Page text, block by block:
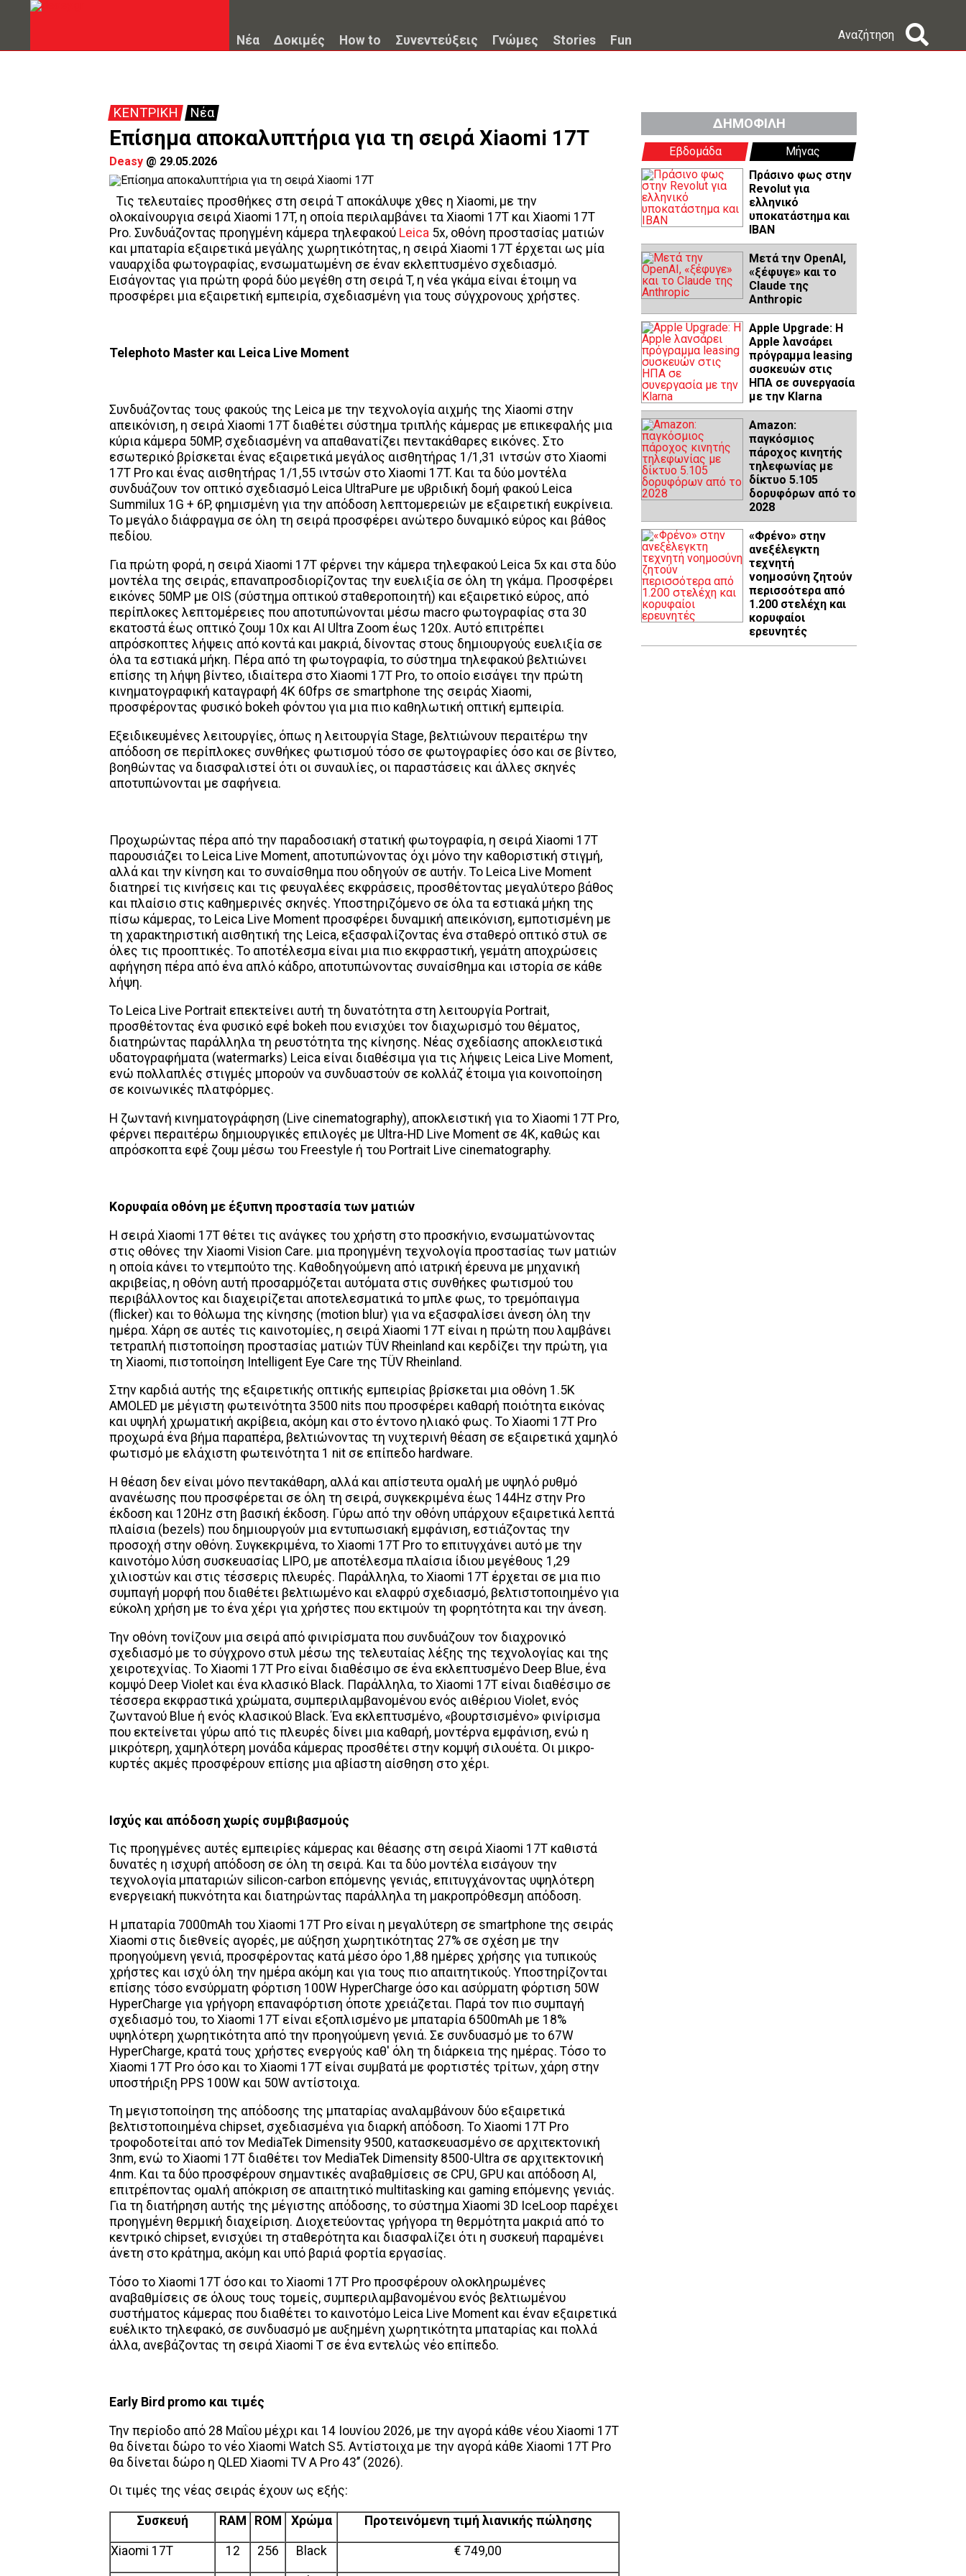
Νέα Δοκιμές How to Συνεντεύξεις Γνώμες Stories Fun Αναζήτηση
ΚΕΝΤΡΙΚΗ Νέα
Επίσημα αποκαλυπτήρια για τη σειρά Xiaomi 17T
Deasy @ 29.05.2026
Τις τελευταίες προσθήκες στη σειρά T αποκάλυψε χθες η Xiaomi, με την
ολοκαίνουργια σειρά Xiaomi 17T, η οποία περιλαμβάνει τα Xiaomi 17T και Xiaomi 17T
Pro. Συνδυάζοντας προηγμένη κάμερα τηλεφακού Leica 5x, οθόνη προστασίας ματιών
και μπαταρία εξαιρετικά μεγάλης χωρητικότητας, η σειρά Xiaomi 17T έρχεται ως μία
ναυαρχίδα φωτογραφίας, ενσωματωμένη σε έναν εκλεπτυσμένο σχεδιασμό.
Εισάγοντας για πρώτη φορά δύο μεγέθη στη σειρά T, η νέα γκάμα είναι έτοιμη να
προσφέρει μια εξαιρετική εμπειρία, σχεδιασμένη για τους σύγχρονους χρήστες.
Telephoto Master και Leica Live Moment
Συνδυάζοντας τους φακούς της Leica με την τεχνολογία αιχμής της Xiaomi στην
απεικόνιση, η σειρά Xiaomi 17T διαθέτει σύστημα τριπλής κάμερας με επικεφαλής μια
κύρια κάμερα 50MP, σχεδιασμένη να απαθανατίζει πεντακάθαρες εικόνες. Στο
εσωτερικό βρίσκεται ένας εξαιρετικά μεγάλος αισθητήρας 1/1,31 ιντσών στο Xiaomi
17T Pro και ένας αισθητήρας 1/1,55 ιντσών στο Xiaomi 17T. Και τα δύο μοντέλα
συνδυάζουν τον οπτικό σχεδιασμό Leica UltraPure με υβριδική δομή φακού Leica
Summilux 1G + 6P, φημισμένη για την απόδοση λεπτομερειών με εξαιρετική ευκρίνεια.
Το μεγάλο διάφραγμα σε όλη τη σειρά προσφέρει ανώτερο δυναμικό εύρος και βάθος
πεδίου.
Για πρώτη φορά, η σειρά Xiaomi 17T φέρνει την κάμερα τηλεφακού Leica 5x και στα δύο
μοντέλα της σειράς, επαναπροσδιορίζοντας την ευελιξία σε όλη τη γκάμα. Προσφέρει
εικόνες 50MP με OIS (σύστημα οπτικού σταθεροποιητή) και εξαιρετικό εύρος, από
περίπλοκες λεπτομέρειες που αποτυπώνονται μέσω macro φωτογραφίας στα 30
εκατοστά έως οπτικό ζουμ 10x και AI Ultra Zoom έως 120x. Αυτό επιτρέπει
απρόσκοπτες λήψεις από κοντά και μακριά, δίνοντας στους δημιουργούς ευελιξία σε
όλα τα εστιακά μήκη. Πέρα από τη φωτογραφία, το σύστημα τηλεφακού βελτιώνει
επίσης τη λήψη βίντεο, ιδιαίτερα στο Xiaomi 17T Pro, το οποίο εισάγει την πρώτη
κινηματογραφική καταγραφή 4K 60fps σε smartphone της σειράς Xiaomi,
προσφέροντας φυσικό bokeh φόντου για μια πιο καθηλωτική οπτική εμπειρία.
Εξειδικευμένες λειτουργίες, όπως η λειτουργία Stage, βελτιώνουν περαιτέρω την
απόδοση σε περίπλοκες συνθήκες φωτισμού τόσο σε φωτογραφίες όσο και σε βίντεο,
βοηθώντας να διασφαλιστεί ότι οι συναυλίες, οι παραστάσεις και άλλες σκηνές
αποτυπώνονται με σαφήνεια.
Προχωρώντας πέρα από την παραδοσιακή στατική φωτογραφία, η σειρά Xiaomi 17T
παρουσιάζει το Leica Live Moment, αποτυπώνοντας όχι μόνο την καθοριστική στιγμή,
αλλά και την κίνηση και το συναίσθημα που οδηγούν σε αυτήν. Το Leica Live Moment
διατηρεί τις κινήσεις και τις φευγαλέες εκφράσεις, προσθέτοντας μεγαλύτερο βάθος
και πλαίσιο στις καθημερινές σκηνές. Υποστηριζόμενο σε όλα τα εστιακά μήκη της
πίσω κάμερας, το Leica Live Moment προσφέρει δυναμική απεικόνιση, εμποτισμένη με
τη χαρακτηριστική αισθητική της Leica, εξασφαλίζοντας ένα σταθερό οπτικό στυλ σε
όλες τις προοπτικές. Το αποτέλεσμα είναι μια πιο εκφραστική, γεμάτη αποχρώσεις
αφήγηση πέρα από ένα απλό κάδρο, αποτυπώνοντας συναίσθημα και ιστορία σε κάθε
λήψη.
Το Leica Live Portrait επεκτείνει αυτή τη δυνατότητα στη λειτουργία Portrait,
προσθέτοντας ένα φυσικό εφέ bokeh που ενισχύει τον διαχωρισμό του θέματος,
διατηρώντας παράλληλα τη ρευστότητα της κίνησης. Νέας σχεδίασης αποκλειστικά
υδατογραφήματα (watermarks) Leica είναι διαθέσιμα για τις λήψεις Leica Live Moment,
ενώ πολλαπλές στιγμές μπορούν να συνδυαστούν σε κολλάζ έτοιμα για κοινοποίηση
σε κοινωνικές πλατφόρμες.
Η ζωντανή κινηματογράφηση (Live cinematography), αποκλειστική για το Xiaomi 17T Pro,
φέρνει περαιτέρω δημιουργικές επιλογές με Ultra-HD Live Moment σε 4K, καθώς και
απρόσκοπτα εφέ ζουμ μέσω του Freestyle ή του Portrait Live cinematography.
Κορυφαία οθόνη με έξυπνη προστασία των ματιών
Η σειρά Xiaomi 17T θέτει τις ανάγκες του χρήστη στο προσκήνιο, ενσωματώνοντας
στις οθόνες την Xiaomi Vision Care. μια προηγμένη τεχνολογία προστασίας των ματιών
η οποία κάνει το ντεμπούτο της. Καθοδηγούμενη από ιατρική έρευνα με μηχανική
ακριβείας, η οθόνη αυτή προσαρμόζεται αυτόματα στις συνθήκες φωτισμού του
περιβάλλοντος και διαχειρίζεται αποτελεσματικά το μπλε φως, το τρεμόπαιγμα
(flicker) και το θόλωμα της κίνησης (motion blur) για να εξασφαλίσει άνεση όλη την
ημέρα. Χάρη σε αυτές τις καινοτομίες, η σειρά Xiaomi 17T είναι η πρώτη που λαμβάνει
τετραπλή πιστοποίηση προστασίας ματιών TÜV Rheinland και κερδίζει την πρώτη, για
τη Xiaomi, πιστοποίηση Intelligent Eye Care της TÜV Rheinland.
Στην καρδιά αυτής της εξαιρετικής οπτικής εμπειρίας βρίσκεται μια οθόνη 1.5K
AMOLED με μέγιστη φωτεινότητα 3500 nits που προσφέρει καθαρή ποιότητα εικόνας
και υψηλή χρωματική ακρίβεια, ακόμη και στο έντονο ηλιακό φως. Το Xiaomi 17T Pro
προχωρά ένα βήμα παραπέρα, βελτιώνοντας τη νυχτερινή θέαση σε εξαιρετικά χαμηλό
φωτισμό με ελάχιστη φωτεινότητα 1 nit σε επίπεδο hardware.
Η θέαση δεν είναι μόνο πεντακάθαρη, αλλά και απίστευτα ομαλή με υψηλό ρυθμό
ανανέωσης που προσφέρεται σε όλη τη σειρά, συγκεκριμένα έως 144Hz στην Pro
έκδοση και 120Hz στη βασική έκδοση. Γύρω από την οθόνη υπάρχουν εξαιρετικά λεπτά
πλαίσια (bezels) που δημιουργούν μια εντυπωσιακή εμφάνιση, εστιάζοντας την
προσοχή στην οθόνη. Συγκεκριμένα, το Xiaomi 17T Pro το επιτυγχάνει αυτό με την
καινοτόμο λύση συσκευασίας LIPO, με αποτέλεσμα πλαίσια ίδιου μεγέθους 1,29
χιλιοστών και στις τέσσερις πλευρές. Παράλληλα, το Xiaomi 17T έρχεται σε μια πιο
συμπαγή μορφή που διαθέτει βελτιωμένο και ελαφρύ σχεδιασμό, βελτιστοποιημένο για
εύκολη χρήση με το ένα χέρι για χρήστες που εκτιμούν τη φορητότητα και την άνεση.
Την οθόνη τονίζουν μια σειρά από φινιρίσματα που συνδυάζουν τον διαχρονικό
σχεδιασμό με το σύγχρονο στυλ μέσω της τελευταίας λέξης της τεχνολογίας και της
χειροτεχνίας. Το Xiaomi 17T Pro είναι διαθέσιμο σε ένα εκλεπτυσμένο Deep Blue, ένα
κομψό Deep Violet και ένα κλασικό Black. Παράλληλα, το Xiaomi 17T είναι διαθέσιμο σε
τέσσερα εκφραστικά χρώματα, συμπεριλαμβανομένου ενός αιθέριου Violet, ενός
ζωντανού Blue ή ενός κλασικού Black. Ένα εκλεπτυσμένο, «βουρτσισμένο» φινίρισμα
που εκτείνεται γύρω από τις πλευρές δίνει μια καθαρή, μοντέρνα εμφάνιση, ενώ η
μικρότερη, χαμηλότερη μονάδα κάμερας προσθέτει στην κομψή σιλουέτα. Οι μικρο-
κυρτές ακμές προσφέρουν επίσης μια αβίαστη αίσθηση στο χέρι.
Ισχύς και απόδοση χωρίς συμβιβασμούς
Τις προηγμένες αυτές εμπειρίες κάμερας και θέασης στη σειρά Xiaomi 17T καθιστά
δυνατές η ισχυρή απόδοση σε όλη τη σειρά. Και τα δύο μοντέλα εισάγουν την
τεχνολογία μπαταριών silicon-carbon επόμενης γενιάς, επιτυγχάνοντας υψηλότερη
ενεργειακή πυκνότητα και διατηρώντας παράλληλα τη μακροπρόθεσμη απόδοση.
Η μπαταρία 7000mAh του Xiaomi 17T Pro είναι η μεγαλύτερη σε smartphone της σειράς
Xiaomi στις διεθνείς αγορές, με αύξηση χωρητικότητας 27% σε σχέση με την
προηγούμενη γενιά, προσφέροντας κατά μέσο όρο 1,88 ημέρες χρήσης για τυπικούς
χρήστες και ισχύ όλη την ημέρα ακόμη και για τους πιο απαιτητικούς. Υποστηρίζονται
επίσης τόσο ενσύρματη φόρτιση 100W HyperCharge όσο και ασύρματη φόρτιση 50W
HyperCharge για γρήγορη επαναφόρτιση όποτε χρειάζεται. Παρά τον πιο συμπαγή
σχεδιασμό του, το Xiaomi 17T είναι εξοπλισμένο με μπαταρία 6500mAh με 18%
υψηλότερη χωρητικότητα από την προηγούμενη γενιά. Σε συνδυασμό με το 67W
HyperCharge, κρατά τους χρήστες ενεργούς καθ' όλη τη διάρκεια της ημέρας. Τόσο το
Xiaomi 17T Pro όσο και το Xiaomi 17T είναι συμβατά με φορτιστές τρίτων, χάρη στην
υποστήριξη PPS 100W και 50W αντίστοιχα.
Τη μεγιστοποίηση της απόδοσης της μπαταρίας αναλαμβάνουν δύο εξαιρετικά
βελτιστοποιημένα chipset, σχεδιασμένα για διαρκή απόδοση. Το Xiaomi 17T Pro
τροφοδοτείται από τον MediaTek Dimensity 9500, κατασκευασμένο σε αρχιτεκτονική
3nm, ενώ το Xiaomi 17T διαθέτει τον MediaTek Dimensity 8500-Ultra σε αρχιτεκτονική
4nm. Και τα δύο προσφέρουν σημαντικές αναβαθμίσεις σε CPU, GPU και απόδοση AI,
επιτρέποντας ομαλή απόκριση σε απαιτητικό multitasking και gaming επόμενης γενιάς.
Για τη διατήρηση αυτής της μέγιστης απόδοσης, το σύστημα Xiaomi 3D IceLoop παρέχει
προηγμένη θερμική διαχείριση. Διοχετεύοντας γρήγορα τη θερμότητα μακριά από το
κεντρικό chipset, ενισχύει τη σταθερότητα και διασφαλίζει ότι η συσκευή παραμένει
άνετη στο κράτημα, ακόμη και υπό βαριά φορτία εργασίας.
Τόσο το Xiaomi 17T όσο και το Xiaomi 17T Pro προσφέρουν ολοκληρωμένες
αναβαθμίσεις σε όλους τους τομείς, συμπεριλαμβανομένου ενός βελτιωμένου
συστήματος κάμερας που διαθέτει το καινοτόμο Leica Live Moment και έναν εξαιρετικά
ευέλικτο τηλεφακό, σε συνδυασμό με αυξημένη χωρητικότητα μπαταρίας και πολλά
άλλα, ανεβάζοντας τη σειρά Xiaomi T σε ένα εντελώς νέο επίπεδο.
Early Bird promo και τιμές
Την περίοδο από 28 Μαΐου μέχρι και 14 Ιουνίου 2026, με την αγορά κάθε νέου Xiaomi 17T
θα δίνεται δώρο το νέο Xiaomi Watch S5. Αντίστοιχα με την αγορά κάθε Xiaomi 17T Pro
θα δίνεται δώρο η QLED Xiaomi TV A Pro 43’’ (2026).
Οι τιμές της νέας σειράς έχουν ως εξής:
Συσκευή RAM ROM Χρώμα Προτεινόμενη τιμή λιανικής πώλησης
Xiaomi 17T 12 256 Black € 749,00
ΔΗΜΟΦΙΛΗ
Εβδομάδα
Μήνας
Πράσινο φως στην
Revolut για
ελληνικό
υποκατάστημα και
IBAN
Μετά την OpenAI,
«ξέφυγε» και το
Claude της
Anthropic
Apple Upgrade: Η
Apple λανσάρει
πρόγραμμα leasing
συσκευών στις
ΗΠΑ σε συνεργασία
με την Klarna
Amazon:
παγκόσμιος
πάροχος κινητής
τηλεφωνίας με
δίκτυο 5.105
δορυφόρων από το
2028
«Φρένο» στην
ανεξέλεγκτη
τεχνητή
νοημοσύνη ζητούν
περισσότερα από
1.200 στελέχη και
κορυφαίοι
ερευνητές